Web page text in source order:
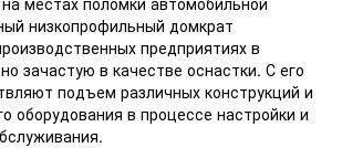
низкопрофильный домкрат
предприятиях в
зачастую в качестве оснастки. С его
подъем различных конструкций и
оборудования в процессе настройки и